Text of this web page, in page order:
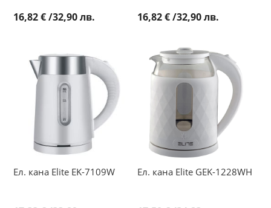
16,82 €/32,90 лв. 16,82 €/32,90 лв.
Ел. кана Elite EK-7109W Ел. кана Elite GEK-1228WH